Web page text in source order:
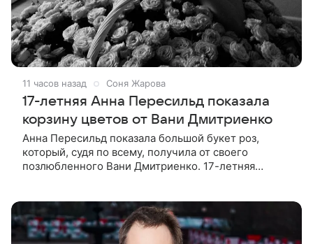
11 часов назад Соня Жарова
17-летняя Анна Пересильд показала
корзину цветов от Вани Дмитриенко
Анна Пересильд показала большой букет роз,
который, судя по всему, получилa от своего
позлюбленного Вани Дмитриенко. 17-летняя